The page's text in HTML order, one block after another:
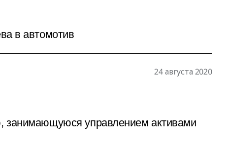
в автомотив
24 августа 2020
занимающуюся управлением активами